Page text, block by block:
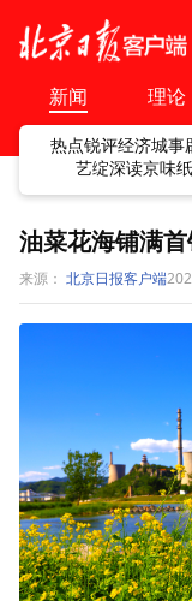
新闻 理论
热点锐评经济城事
艺绽深读京味
油菜花海铺满
来源： 北京日报客户端